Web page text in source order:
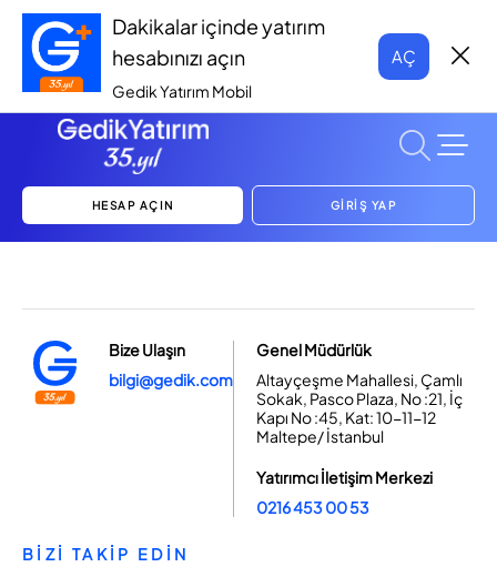
Dakikalar içinde yatırım
hesabınızı açın
Gedik Yatırım Mobil
AÇ
HESAP AÇIN GİRİŞ YAP
Bize Ulaşın
bilgi@gedik.com
Genel Müdürlük
Altayçeşme Mahallesi, Çamlı
Sokak, Pasco Plaza, No :21, İç
Kapı No :45, Kat: 10-11-12
Maltepe/ İstanbul
Yatırımcı İletişim Merkezi
0216 453 00 53
BİZİ TAKİP EDİN